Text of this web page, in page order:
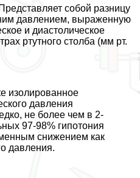
собой разницу
давлением, выраженную
и диастолическое
ртутного столба (мм рт.
изолированное
давления
не более чем в 2-
97-98% гипотония
снижением как
давления.